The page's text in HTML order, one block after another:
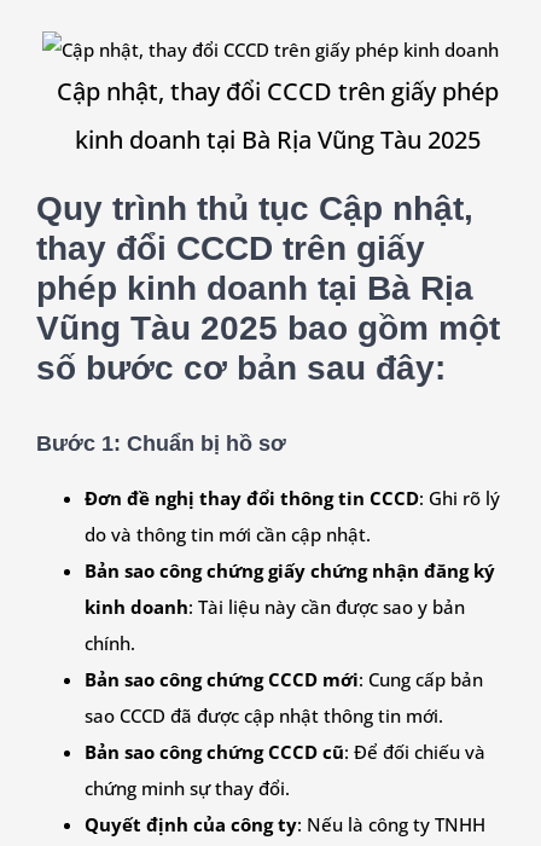
Cập nhật, thay đổi CCCD trên giấy phép
kinh doanh tại Bà Rịa Vũng Tàu 2025
Quy trình thủ tục Cập nhật,
thay đổi CCCD trên giấy
phép kinh doanh tại Bà Rịa
Vũng Tàu 2025 bao gồm một
số bước cơ bản sau đây:
Bước 1: Chuẩn bị hồ sơ
Đơn đề nghị thay đổi thông tin CCCD: Ghi rõ lý
do và thông tin mới cần cập nhật.
Bản sao công chứng giấy chứng nhận đăng ký
kinh doanh: Tài liệu này cần được sao y bản
chính.
Bản sao công chứng CCCD mới: Cung cấp bản
sao CCCD đã được cập nhật thông tin mới.
Bản sao công chứng CCCD cũ: Để đối chiếu và
chứng minh sự thay đổi.
Quyết định của công ty: Nếu là công ty TNHH